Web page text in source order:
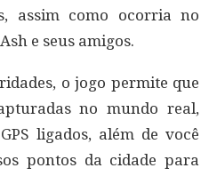
assim como ocorria no
e seus amigos.
o jogo permite que
no mundo real,
ligados, além de você
pontos da cidade para